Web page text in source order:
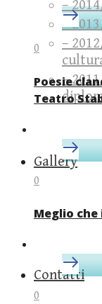
–
–
–
–
Gallery
Contatti
0
Poesie
Teatro
0
Meglio
0